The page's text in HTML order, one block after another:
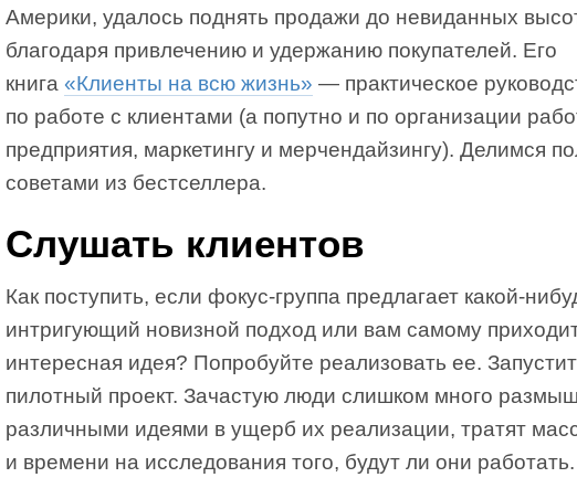
Америки, удалось поднять продажи до невиданных
благодаря привлечению и удержанию покупателей. Его
книга «Клиенты на всю жизнь» — практическое
по работе с клиентами (а попутно и по организации
предприятия, маркетингу и мерчендайзингу). Делимся
советами из бестселлера.
Слушать клиентов
Как поступить, если фокус-группа предлагает какой-
интригующий новизной подход или вам самому
интересная идея? Попробуйте реализовать ее.
пилотный проект. Зачастую люди слишком много
различными идеями в ущерб их реализации, тратят
и времени на исследования того, будут ли они работать.